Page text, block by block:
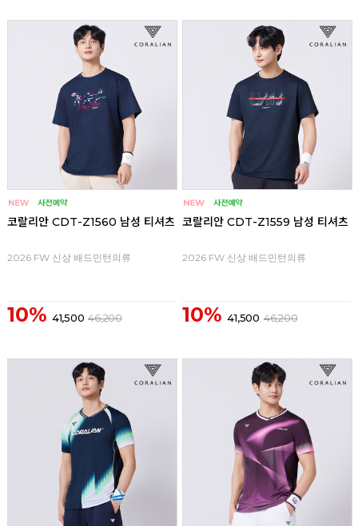
코랄리안 CDT-Z1560 남성 티셔츠
2026 FW 신상 배드민턴의류
10% 41,500 46,200
코랄리안 CDT-Z1559 남성 티셔츠
2026 FW 신상 배드민턴의류
10% 41,500 46,200